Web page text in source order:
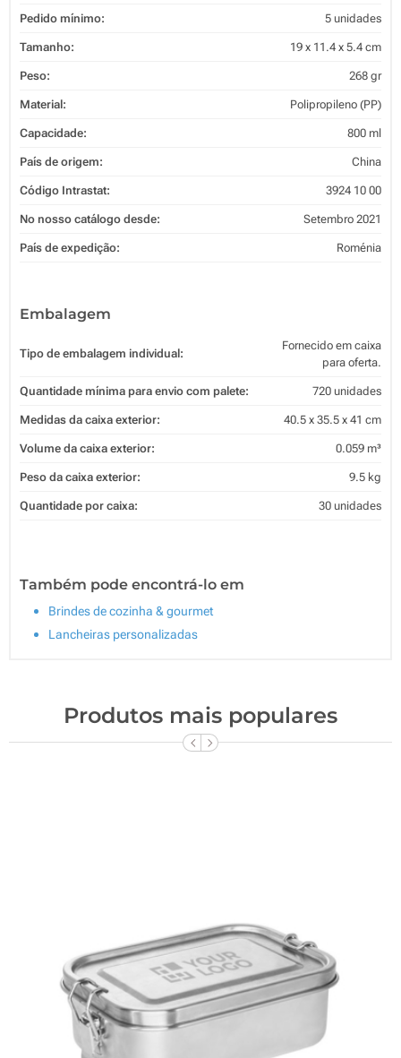
Pedido mínimo: 5 unidades
Tamanho: 19 x 11.4 x 5.4 cm
Peso: 268 gr
Material: Polipropileno (PP)
Capacidade: 800 ml
País de origem: China
Código Intrastat: 3924 10 00
No nosso catálogo desde: Setembro 2021
País de expedição: Roménia
Embalagem
Tipo de embalagem individual:
Fornecido em caixa
para oferta.
Quantidade mínima para envio com palete: 720 unidades
Medidas da caixa exterior: 40.5 x 35.5 x 41 cm
Volume da caixa exterior: 0.059 m³
Peso da caixa exterior: 9.5 kg
Quantidade por caixa: 30 unidades
Também pode encontrá-lo em
Brindes de cozinha & gourmet
Lancheiras personalizadas
Produtos mais populares